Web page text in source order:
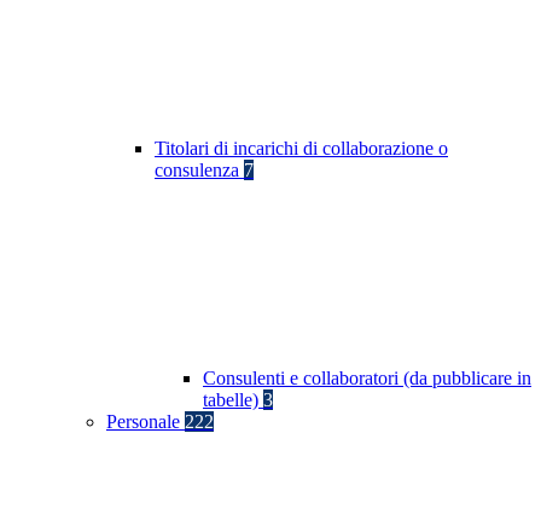
Titolari di incarichi di collaborazione o
consulenza 7
Consulenti e collaboratori (da pubblicare in
tabelle) 3
Personale 222